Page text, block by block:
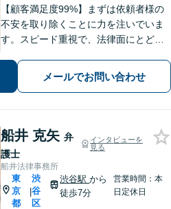
【顧客満足度99%】まずは依頼者様の
不安を取り除くことに力を注いでいま
す。スピード重視で、法律面にとどま
刑事事件・離婚問題、不動産トラブ
ル、相続などお悩みのことはぜひご相
メールでお問い合わせ
船井 克矢 弁
護士
インタビューを
見る
船井法律事務所
東
京
都
|
渋
谷
区
渋谷駅から
徒歩7分
営業時間：本
日定休日